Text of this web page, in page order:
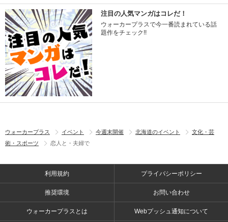
注目の人気マンガはコレだ！
ウォーカープラスで今一番読まれている話
題作をチェック!!
ウォーカープラス イベント 今週末開催 北海道のイベント
文化・芸
術・スポーツ
恋人と・夫婦で
利用規約 プライバシーポリシー
推奨環境 お問い合わせ
ウォーカープラスとは Webプッシュ通知について